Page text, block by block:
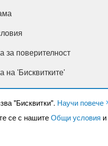
"Бисквитки". Научи повече
се с нашитеОбщи условия и
за поверителност
на 'Бисквитките'